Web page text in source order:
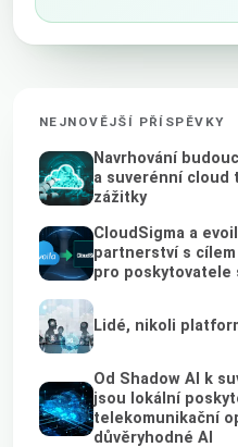
NEJNOVĚJŠÍ PŘÍSPĚVKY
Navrhování
a suverénní
zážitky
CloudSigma a
partnerství s
pro poskytovatele
Lidé, nikoli
Od Shadow AI k
jsou lokální
telekomunikační
důvěryhodné AI